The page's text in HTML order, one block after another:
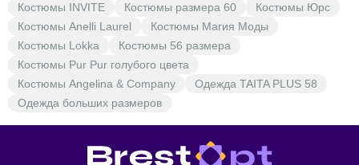
Костюмы INVITE
Костюмы размера 60
Костюмы Юрс
Костюмы Anelli Laurel
Костюмы Магия Моды
Костюмы Lokka
Костюмы 56 размера
Костюмы Pur Pur голубого цвета
Костюмы Angelina & Company
Одежда TAITA PLUS 58
Одежда больших размеров